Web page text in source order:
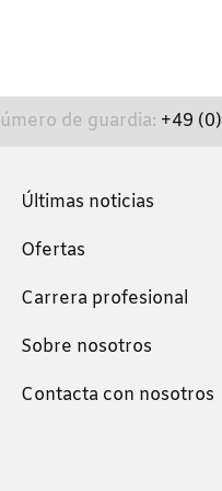
de guardia: +49
Últimas noticias
Ofertas
Carrera profesional
Sobre nosotros
Contacta con nosotros